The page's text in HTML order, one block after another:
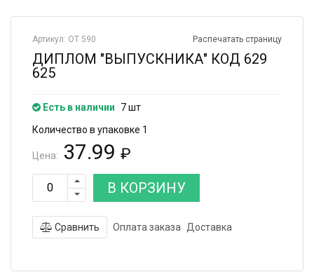
Распечатать страницу
Артикул: ОТ 590
ДИПЛОМ "ВЫПУСКНИКА" КОД 629
625
Есть в наличии
7 шт
Количество в упаковке 1
Цена: 37.99 ₽
В КОРЗИНУ
Сравнить Оплата заказа Доставка